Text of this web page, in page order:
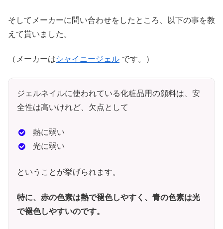
そしてメーカーに問い合わせをしたところ、以下の事を教
えて貰いました。
（メーカーはシャイニージェル です。）
ジェルネイルに使われている化粧品用の顔料は、安
全性は高いけれど、欠点として
熱に弱い
光に弱い
ということが挙げられます。
特に、赤の色素は熱で褪色しやすく、青の色素は光
で褪色しやすいのです。